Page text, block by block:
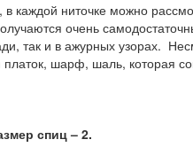
ниточке можно
очень
так и в ажурных узорах.
шарф, шаль, которая
спиц – 2.